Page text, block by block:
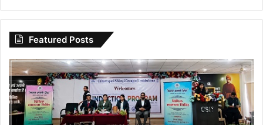
Featured Posts
विधिक
जागरूकता
से
सशक्त
युवा: